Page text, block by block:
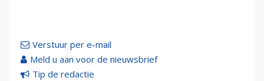
Verstuur per e-mail
Meld u aan voor de nieuwsbrief
Tip de redactie